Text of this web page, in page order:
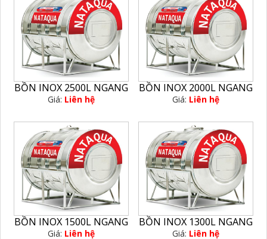
BỒN INOX 2500L NGANG
Giá: Liên hệ
BỒN INOX 2000L NGANG
Giá: Liên hệ
BỒN INOX 1500L NGANG
Giá: Liên hệ
BỒN INOX 1300L NGANG
Giá: Liên hệ